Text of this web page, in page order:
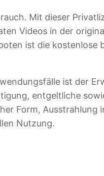
Mit dieser
Videos in der
ist die kostenlose
ist der
entgeltliche
Form, Ausstrahlung
Nutzung.